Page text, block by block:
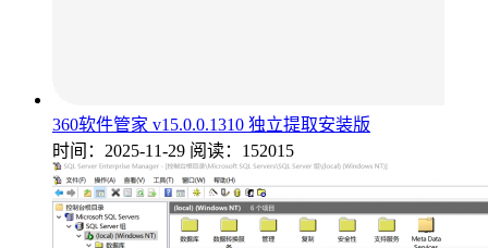
360软件管家 v15.0.0.1310 独立提取安装版
时间：2025-11-29 阅读：152015